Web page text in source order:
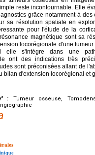
reste incontournable. Elle
grâce notamment à
sa résolution spatiale en
pour l'étude de la
magnétique sont sa
locorégionale d'une
s'intègre dans une
ont des indications très
sont préconisées allant de
bilan d'extension locorégional et
: Tumeur osseuse,